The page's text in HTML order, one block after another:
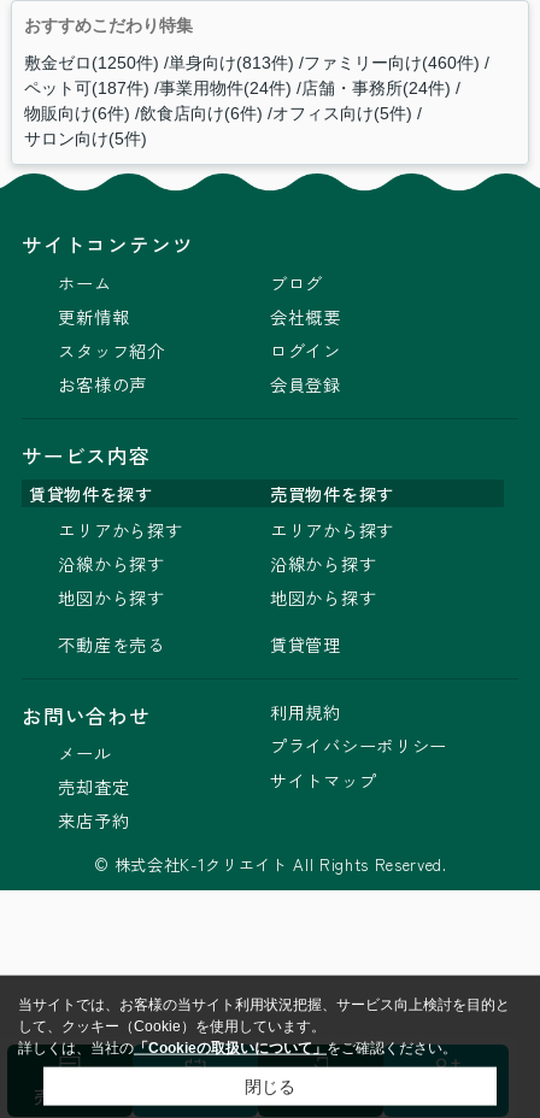
おすすめこだわり特集
敷金ゼロ(1250件) 単身向け(813件) ファミリー向け(460件)
ペット可(187件) 事業用物件(24件) 店舗・事務所(24件)
物販向け(6件) 飲食店向け(6件) オフィス向け(5件)
サロン向け(5件)
サイトコンテンツ
ホーム
更新情報
スタッフ紹介
お客様の声
ブログ
会社概要
ログイン
会員登録
サービス内容
賃貸物件を探す
売買物件を探す
エリアから探す
沿線から探す
地図から探す
不動産を売る
エリアから探す
沿線から探す
地図から探す
賃貸管理
お問い合わせ
メール
売却査定
来店予約
利用規約
プライバシーポリシー
サイトマップ
© 株式会社K-1クリエイト All Rights Reserved.
売却査定 ログイン
当サイトでは、お客様の当サイト利用状況把握、サービス向上検討を目的と
して、クッキー（Cookie）を使用しています。
詳しくは、当社の「Cookieの取扱いについて」をご確認ください。
閉じる